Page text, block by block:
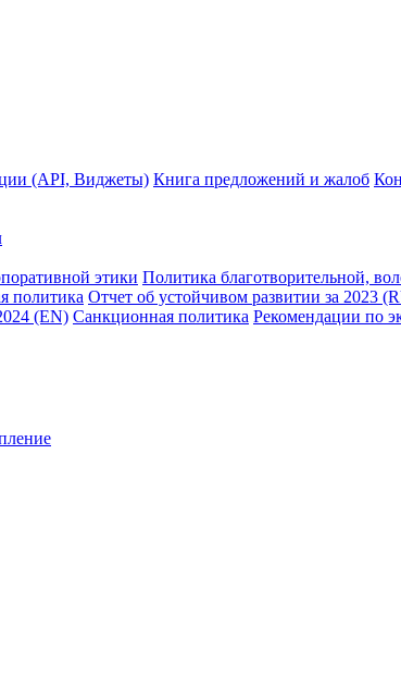
(API, Виджеты) Книга предложений и жалоб
этики Политика благотворительной,
политика Отчет об устойчивом развитии за 2023
(EN) Санкционная политика Рекомендации по